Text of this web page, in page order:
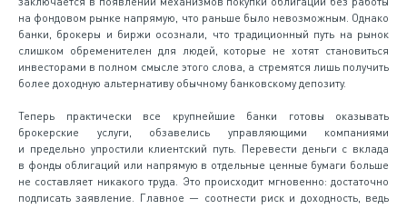
на фондовом рынке напрямую, что раньше было невозможным. Однако
банки, брокеры и биржи осознали, что традиционный путь на рынок
слишком обременителен для людей, которые не хотят становиться
инвесторами в полном смысле этого слова, а стремятся лишь получить
более доходную альтернативу обычному банковскому депозиту.
Теперь практически все крупнейшие банки готовы оказывать
брокерские услуги, обзавелись управляющими компаниями
и предельно упростили клиентский путь. Перевести деньги с вклада
в фонды облигаций или напрямую в отдельные ценные бумаги больше
не составляет никакого труда. Это происходит мгновенно: достаточно
подписать заявление. Главное — соотнести риск и доходность, ведь